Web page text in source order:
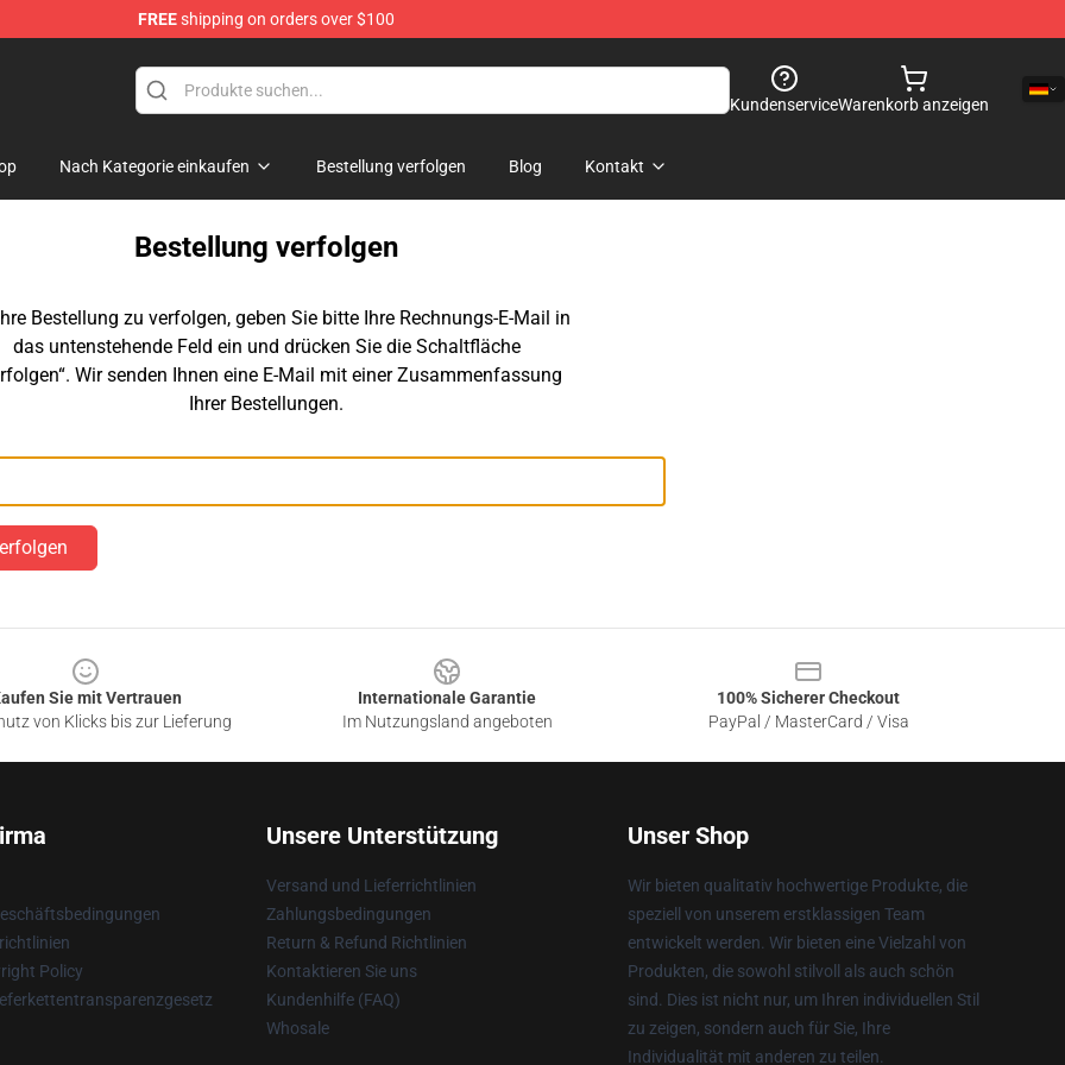
FREEshipping on orders over $100
KundenserviceWarenkorb anzeigen
Nach Kategorie einkaufen Bestellung verfolgen Blog Kontakt
Bestellung verfolgen
Bestellung zu verfolgen, geben Sie bitte Ihre Rechnungs-E-Mail in
das untenstehende Feld ein und drücken Sie die Schaltfläche
Wir senden Ihnen eine E-Mail mit einer Zusammenfassung
Ihrer Bestellungen.
Sie mit Vertrauen
von Klicks bis zur Lieferung
Internationale Garantie
Im Nutzungsland angeboten
100% Sicherer Checkout
PayPal / MasterCard / Visa
Policy
Unsere Unterstützung
Versand und Lieferrichtlinien
Zahlungsbedingungen
Return & Refund Richtlinien
Kontaktieren Sie uns
Kundenhilfe (FAQ)
Whosale
Unser Shop
Wir bieten qualitativ hochwertige Produkte, die
speziell von unserem erstklassigen Team
entwickelt werden. Wir bieten eine Vielzahl von
Produkten, die sowohl stilvoll als auch schön
sind. Dies ist nicht nur, um Ihren individuellen Stil
zu zeigen, sondern auch für Sie, Ihre
Individualität mit anderen zu teilen.